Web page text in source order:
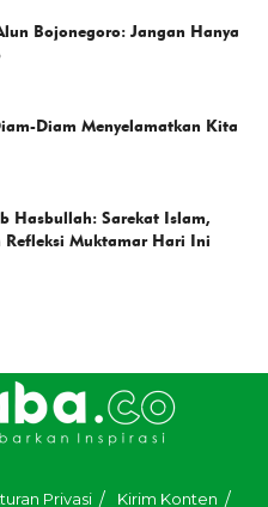
Bojonegoro: Jangan Hanya
Diam Menyelamatkan Kita
Hasbullah: Sarekat Islam,
Muktamar Hari Ini
Privasi Kirim Konten